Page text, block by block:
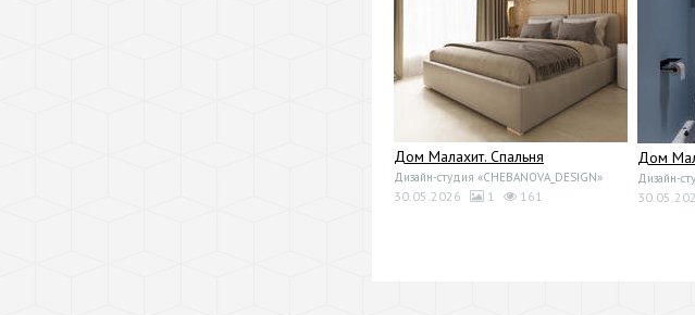
Дом Малахит. Спальня
Дизайн-студия «CHEBANOVA_DESIGN»
30.05.2026 1 161
Дом
Дизайн-